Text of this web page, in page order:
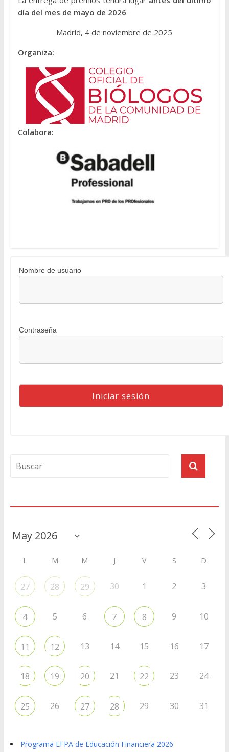
día del mes de mayo de 2026.
Madrid, 4 de noviembre de 2025
Organiza:
Colabora:
Nombre de usuario
Contraseña
L M M J V S D
27 28 29 30 1 2 3
4 5 6 7 8 9 10
11 12 13 14 15 16 17
18 19 20 21 22 23 24
25 26 27 28 29 30 31
Programa EFPA de Educación Financiera 2026